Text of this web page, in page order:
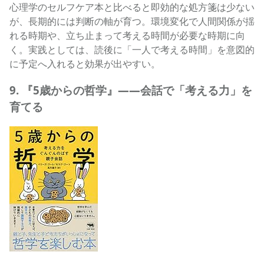
心理学のセルフケア本と比べると即効的な処方箋は少ない
が、長期的には判断の軸が育つ。環境変化で人間関係が揺
れる時期や、立ち止まって考える時間が必要な時期に向
く。実践としては、読後に「一人で考える時間」を意図的
に予定へ入れると効果が出やすい。
9. 『5歳からの哲学』——会話で「考える力」を
育てる
5歳からの哲学──考える力をぐんぐんのばす親子会話の商